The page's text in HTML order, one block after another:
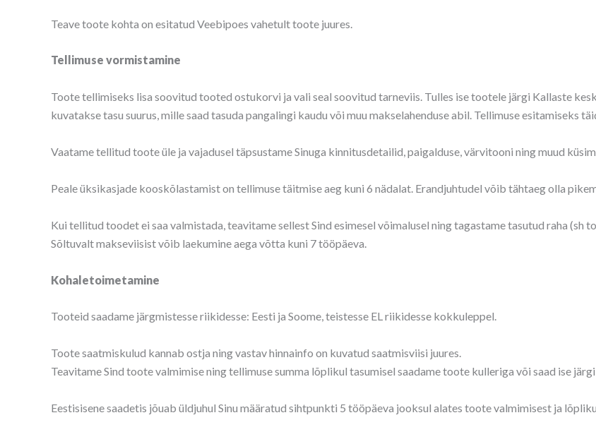
Teave toote kohta on esitatud Veebipoes vahetult toote juures.
Tellimuse vormistamine
Toote tellimiseks lisa soovitud tooted ostukorvi ja vali seal soovitud tarneviis. Tulles ise tootele järgi Kallaste
kuvatakse tasu suurus, mille saad tasuda pangalingi kaudu või muu makselahenduse abil. Tellimuse esitamiseks
Vaatame tellitud toote üle ja vajadusel täpsustame Sinuga kinnitusdetailid, paigalduse, värvitooni ning muud
Peale üksikasjade kooskõlastamist on tellimuse täitmise aeg kuni 6 nädalat. Erandjuhtudel võib tähtaeg olla
Kui tellitud toodet ei saa valmistada, teavitame sellest Sind esimesel võimalusel ning tagastame tasutud raha
Sõltuvalt makseviisist võib laekumine aega võtta kuni 7 tööpäeva.
Kohaletoimetamine
Tooteid saadame järgmistesse riikidesse: Eesti ja Soome, teistesse EL riikidesse kokkuleppel.
Toote saatmiskulud kannab ostja ning vastav hinnainfo on kuvatud saatmisviisi juures.
Teavitame Sind toote valmimise ning tellimuse summa lõplikul tasumisel saadame toote kulleriga või saad ise
Eestisisene saadetis jõuab üldjuhul Sinu määratud sihtpunkti 5 tööpäeva jooksul alates toote valmimisest ja